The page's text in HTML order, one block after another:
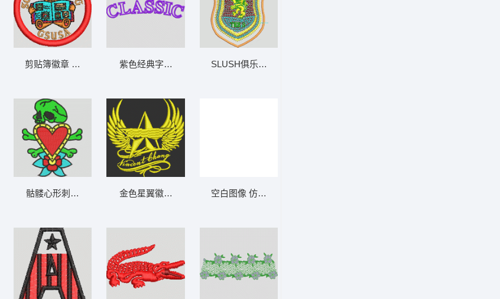
字母
字样 字母
剪贴簿徽章 章仔熊
骷髅心形刺绣图案 骷髅爱心
紫色经典字样设计 CLASSIC
金色星翼徽章设计 章仔
SLUSH俱乐部徽章 亮片 珠片章仔
空白图像 仿水溶下摆大花复杂